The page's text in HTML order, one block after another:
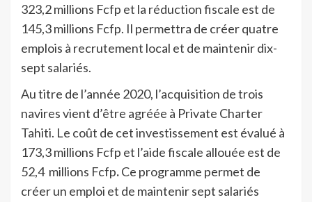
323,2 millions Fcfp et la réduction fiscale est de
145,3 millions Fcfp. Il permettra de créer quatre
emplois à recrutement local et de maintenir dix-
sept salariés.
Au titre de l’année 2020, l’acquisition de trois
navires vient d’être agréée à Private Charter
Tahiti. Le coût de cet investissement est évalué à
173,3 millions Fcfp et l’aide fiscale allouée est de
52,4 millions Fcfp.Ce programme permet de
créer un emploi et de maintenir sept salariés